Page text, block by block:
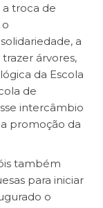
a troca de
a
árvores,
da Escola
de
intercâmbio
promoção da
também
para iniciar
o